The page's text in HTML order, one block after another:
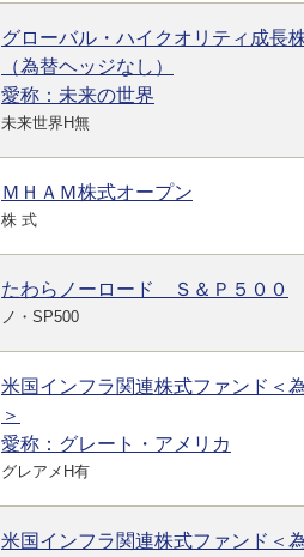
グローバル・ハイクオリティ成長
（為替ヘッジなし）
愛称：未来の世界
未来世界H無
ＭＨＡＭ株式オープン
株 式
たわらノーロード Ｓ＆Ｐ５００
ノ・SP500
米国インフラ関連株式ファンド＜
＞
愛称：グレート・アメリカ
グレアメH有
米国インフラ関連株式ファンド＜